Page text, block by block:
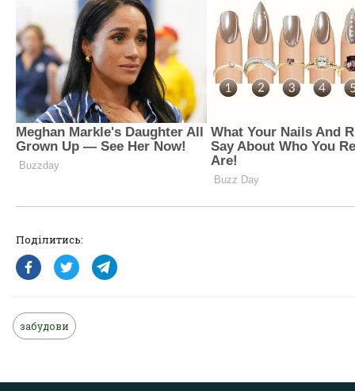
Поділитись:
забудови